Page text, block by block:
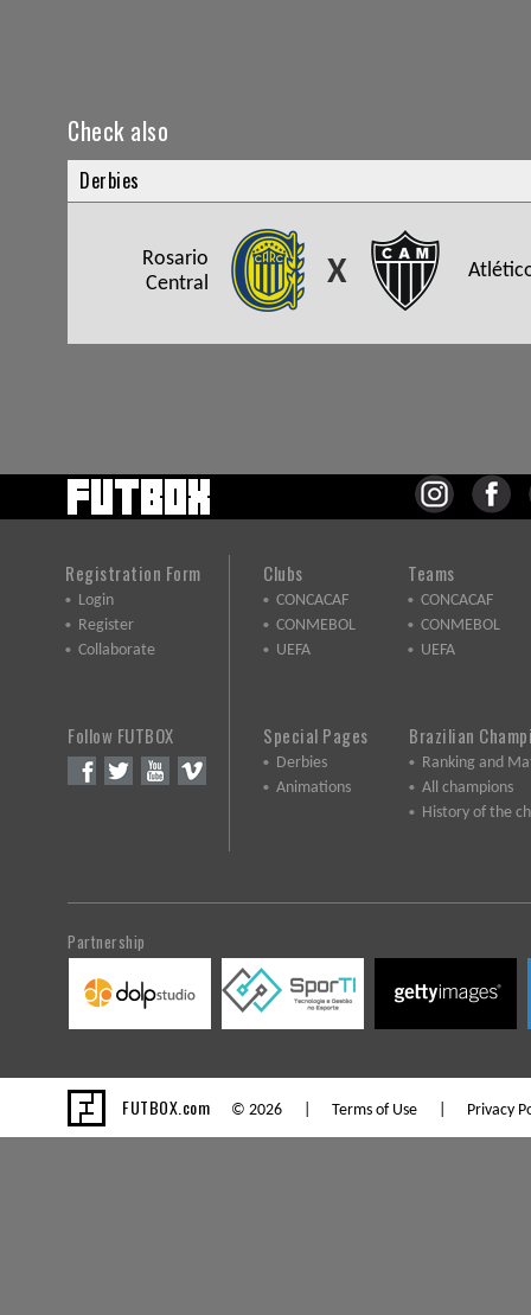
Check also
Derbies
X
Rosario
Central
Registration Form
Login
Register
Collaborate
Follow FUTBOX
Clubs
CONCACAF
CONMEBOL
UEFA
Teams
CONCACAF
CONMEBOL
UEFA
Special Pages
Derbies
Animations
Brazilian
Ranking and
All champions
History of the
Partnership
FUTBOX.com © 2026 | Terms of Use Privacy